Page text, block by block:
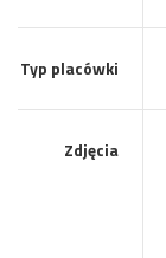
Typ placówki
Zdjęcia